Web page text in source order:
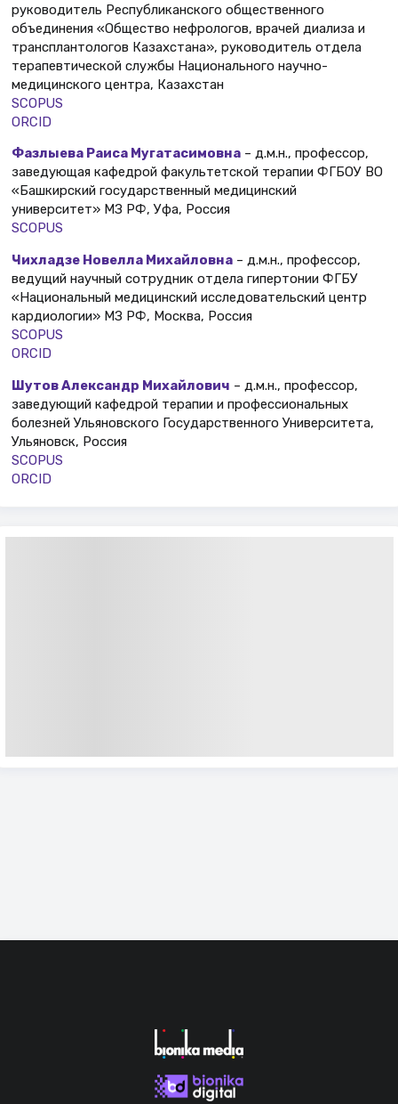
руководитель Республиканского общественного
объединения «Общество нефрологов, врачей диализа и
трансплантологов Казахстана», руководитель отдела
терапевтической службы Национального научно-
медицинского центра, Казахстан
SCOPUS
ORCID
Фазлыева Раиса Мугатасимовна – д.м.н., профессор,
заведующая кафедрой факультетской терапии ФГБОУ ВО
«Башкирский государственный медицинский
университет» МЗ РФ, Уфа, Россия
SCOPUS
Чихладзе Новелла Михайловна – д.м.н., профессор,
ведущий научный сотрудник отдела гипертонии ФГБУ
«Национальный медицинский исследовательский центр
кардиологии» МЗ РФ, Москва, Россия
SCOPUS
ORCID
Шутов Александр Михайлович – д.м.н., профессор,
заведующий кафедрой терапии и профессиональных
болезней Ульяновского Государственного Университета,
Ульяновск, Россия
SCOPUS
ORCID